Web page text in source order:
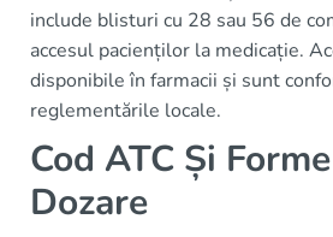
include blisturi cu 28 sau 56 de
accesul pacienților la medicație.
disponibile în farmacii și sunt
reglementările locale.
Cod ATC Și
Dozare